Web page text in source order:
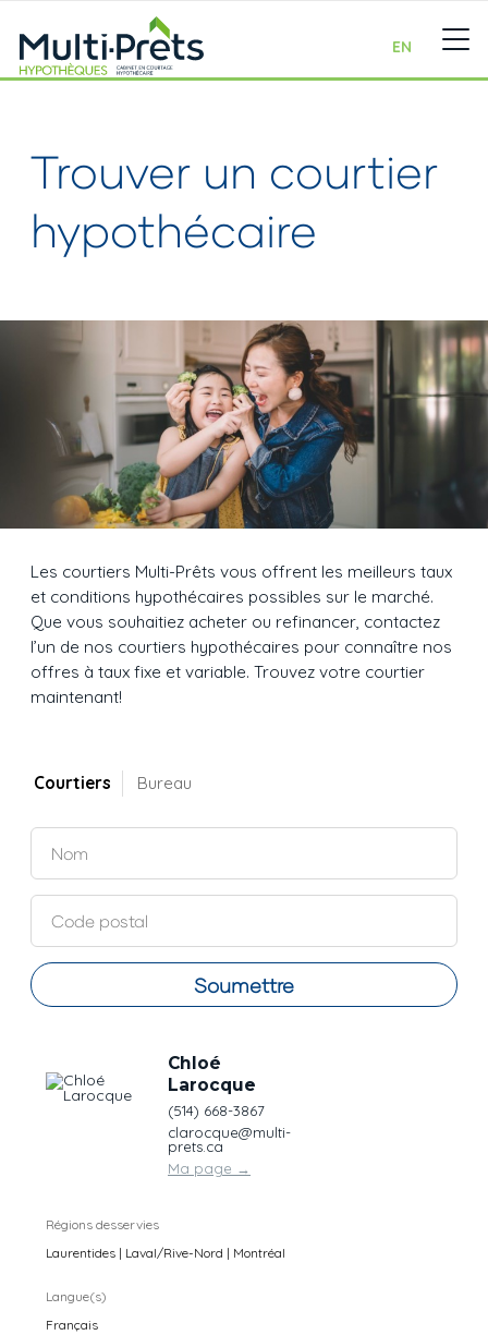
EN
Trouver un courtier
hypothécaire
Les courtiers Multi-Prêts vous offrent les meilleurs taux
et conditions hypothécaires possibles sur le marché.
Que vous souhaitiez acheter ou refinancer, contactez
l’un de nos courtiers hypothécaires pour connaître nos
offres à taux fixe et variable. Trouvez votre courtier
maintenant!
Courtiers Bureau
Soumettre
Chloé
Larocque
(514) 668-3867
clarocque@multi-
prets.ca
Ma page →
Régions desservies
Laurentides | Laval/Rive-Nord | Montréal
Langue(s)
Français